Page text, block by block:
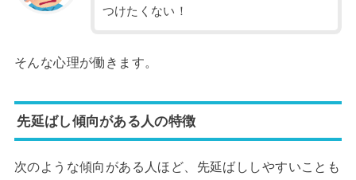
つけたくない！
そんな心理が働きます。
先延ばし傾向がある人の特徴
次のような傾向がある人ほど、先延ばししやすいことも